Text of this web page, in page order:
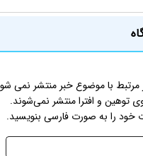
مرتبط با موضوع خبر منتشر نمی
توهین و افترا منتشر نمی‌شوند.
خود را به صورت فارسی بنویسید.